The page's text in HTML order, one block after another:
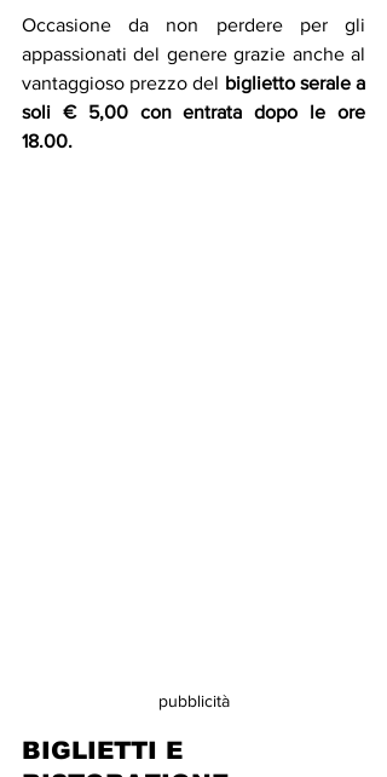
Occasione da non perdere per gli
appassionati del genere grazie anche al
vantaggioso prezzo del biglietto serale a
soli € 5,00 con entrata dopo le ore
18.00.
pubblicità
BIGLIETTI E